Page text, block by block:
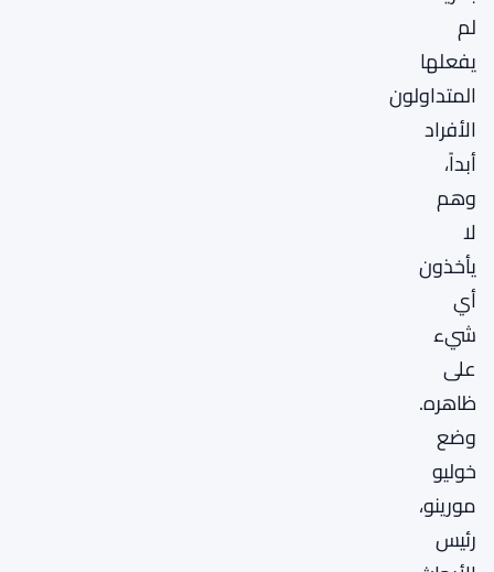
لم
يفعلها
المتداولون
الأفراد
أبداً،
وهم
لا
يأخذون
أي
شيء
على
ظاهره.
وضع
خوليو
مورينو،
رئيس